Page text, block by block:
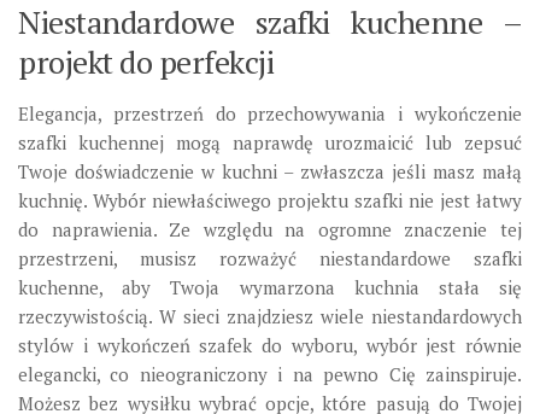
Niestandardowe szafki kuchenne –
projekt do perfekcji
Elegancja, przestrzeń do przechowywania i wykończenie
szafki kuchennej mogą naprawdę urozmaicić lub zepsuć
Twoje doświadczenie w kuchni – zwłaszcza jeśli masz małą
kuchnię. Wybór niewłaściwego projektu szafki nie jest łatwy
do naprawienia. Ze względu na ogromne znaczenie tej
przestrzeni, musisz rozważyć niestandardowe szafki
kuchenne, aby Twoja wymarzona kuchnia stała się
rzeczywistością. W sieci znajdziesz wiele niestandardowych
stylów i wykończeń szafek do wyboru, wybór jest równie
elegancki, co nieograniczony i na pewno Cię zainspiruje.
Możesz bez wysiłku wybrać opcje, które pasują do Twojej